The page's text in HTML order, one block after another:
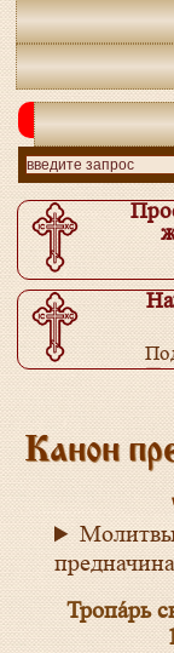
Канон
Тропа́рь